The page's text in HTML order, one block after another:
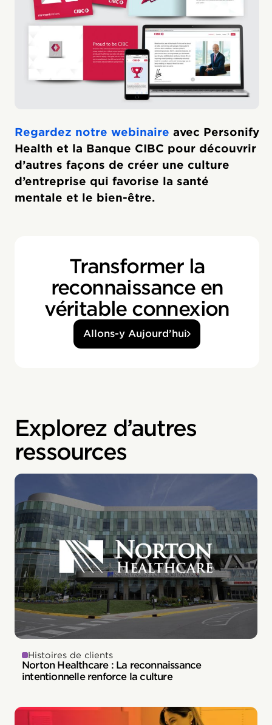
Regardez notre webinaire avec Personify
Health et la Banque CIBC pour découvrir
d’autres façons de créer une culture
d’entreprise qui favorise la santé
mentale et le bien-être.
Transformer la
reconnaissance en
véritable connexion
Allons-y Aujourd’hui
Explorez d’autres
ressources
Histoires de clients
Norton Healthcare : La reconnaissance
intentionnelle renforce la culture